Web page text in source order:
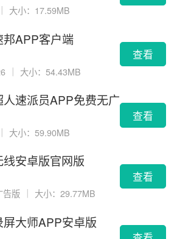
大小：17.59MB
邦APP客户端
｜ 大小：54.43MB
查看
人速派员APP免费无广
大小：59.90MB
查看
线安卓版官网版
告版 大小：29.77MB
查看
屏大师APP安卓版